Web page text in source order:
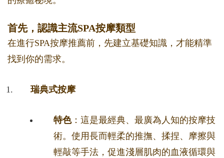
首先，認識主流SPA按摩類型
在進行SPA按摩推薦前，先建立基礎知識，才能精準
找到你的需求。
瑞典式按摩
特色：這是最經典、最廣為人知的按摩技
術。使用長而輕柔的推撫、揉捏、摩擦與
輕敲等手法，促進淺層肌肉的血液循環與